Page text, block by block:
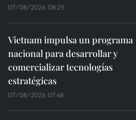
07/08/2026 08:29
Vietnam impulsa un programa
nacional para desarrollar y
comercializar tecnologías
estratégicas
07/08/2026 07:48